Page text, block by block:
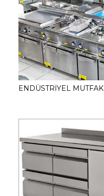
ENDÜSTRİYEL MUTFAK